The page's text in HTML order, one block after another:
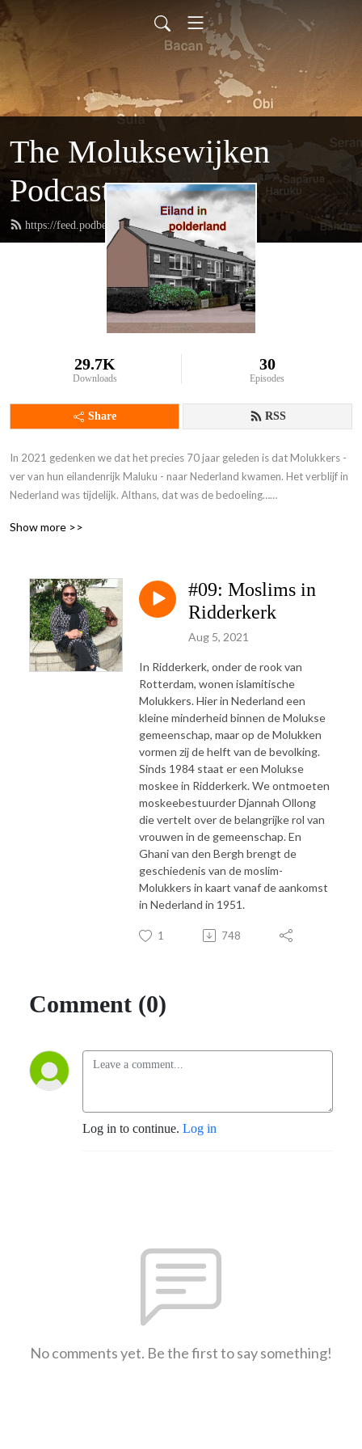
The Moluksewijken
Podcast
https://feed.podbean.com/moluksewijken/feed.xml
29.7K
Downloads
30
Episodes
Share RSS
In 2021 gedenken we dat het precies 70 jaar geleden is dat Molukkers -
ver van hun eilandenrijk Maluku - naar Nederland kwamen. Het verblijf in
Nederland was tijdelijk. Althans, dat was de bedoeling…
In 1951 waren het voornamelijk militairen van het Koninklijk Nederlands
bij heldere hemel ontslagen. Verwachtingen werden in de kiem
gesmoord, relaties bekoelden. Nu vier generaties verder, tientallen jaren
later zijn er nog altijd meer dan 65 Molukse wijken in Nederland. Hoe is
de stand van zaken? Dit project kwam tot stand met dank aan het
ministerie van VWS
Show more >>
#09: Moslims in
Ridderkerk
Aug 5, 2021
In Ridderkerk, onder de rook van
Rotterdam, wonen islamitische
Molukkers. Hier in Nederland een
kleine minderheid binnen de Molukse
gemeenschap, maar op de Molukken
vormen zij de helft van de bevolking.
Sinds 1984 staat er een Molukse
moskee in Ridderkerk. We ontmoeten
moskeebestuurder Djannah Ollong
die vertelt over de belangrijke rol van
vrouwen in de gemeenschap. En
Ghani van den Bergh brengt de
geschiedenis van de moslim-
Molukkers in kaart vanaf de aankomst
in Nederland in 1951.
1 748
Comment (0)
Log in to continue. Log in
No comments yet. Be the first to say something!